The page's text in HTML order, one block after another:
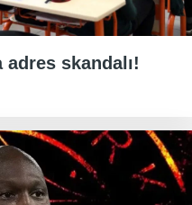
skandalı!